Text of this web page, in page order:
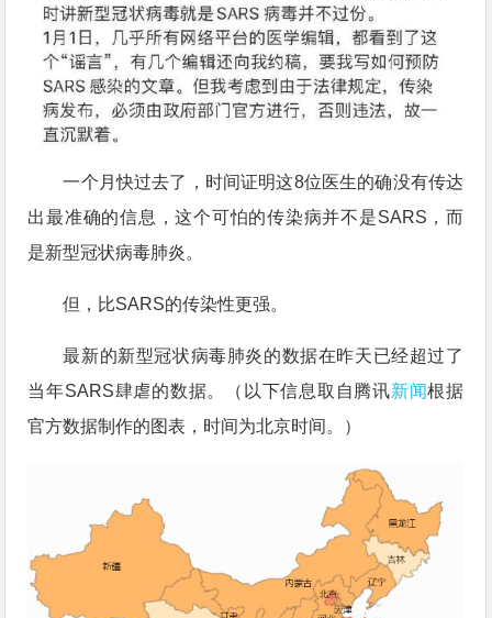
一个月快过去了，时间证明这8位医生的确没有传达
出最准确的信息，这个可怕的传染病并不是SARS，而
是新型冠状病毒肺炎。
但，比SARS的传染性更强。
最新的新型冠状病毒肺炎的数据在昨天已经超过了
当年SARS肆虐的数据。（以下信息取自腾讯新闻根据
官方数据制作的图表，时间为北京时间。）